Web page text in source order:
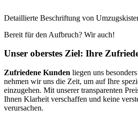
Detaillierte Beschriftung von
Bereit für den Aufbruch? Wir auch!
Unser oberstes Ziel: Ihre
Zufriedene Kunden liegen uns
nehmen wir uns die Zeit, um auf Ihre
einzugehen. Mit unserer transparenten
Ihnen Klarheit verschaffen und keine
verursachen.